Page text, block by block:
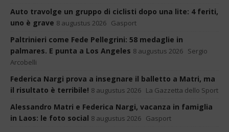
Auto travolge un gruppo di ciclisti dopo una lite: 4 feriti,
uno è grave 8 augustus 2026 Gasport
Paltrinieri come Fede Pellegrini: 58 medaglie in
palmares. E punta a Los Angeles 8 augustus 2026 Sergio
Arcobelli
Federica Nargi prova a insegnare il balletto a Matri, ma
il risultato è terribile! 8 augustus 2026 La Gazzetta dello Sport
Alessandro Matri e Federica Nargi, vacanza in famiglia
in Laos: le foto social 8 augustus 2026 Gasport